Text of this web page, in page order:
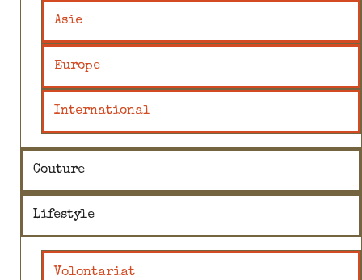
Asie
Europe
International
Couture
Lifestyle
Volontariat